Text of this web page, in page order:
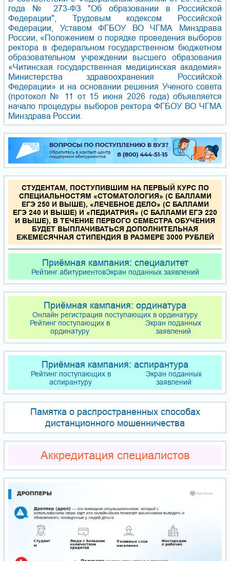
года № 273-ФЗ "Об образовании в Российской
Федерации", Трудовым кодексом Российской
Федерации, Уставом ФГБОУ ВО ЧГМА Минздрава
России, «Положением о порядке проведения выборов
ректора в федеральном государственном бюджетном
образовательном учреждении высшего образования
«Читинская государственная медицинская академия»
Министерства здравоохранения Российской
Федерации» и на основании решения Ученого совета
(протокол № 11 от 15 июня 2026 года) объявляется
начало процедуры выборов ректора ФГБОУ ВО ЧГМА
Минздрава России.
СТУДЕНТАМ, ПОСТУПИВШИМ НА ПЕРВЫЙ КУРС ПО
СПЕЦИАЛЬНОСТЯМ «СТОМАТОЛОГИЯ» (С БАЛЛАМИ
ЕГЭ 250 И ВЫШЕ), «ЛЕЧЕБНОЕ ДЕЛО» (С БАЛЛАМИ
ЕГЭ 240 И ВЫШЕ) И «ПЕДИАТРИЯ» (С БАЛЛАМИ ЕГЭ 220
И ВЫШЕ), В ТЕЧЕНИЕ ПЕРВОГО СЕМЕСТРА ОБУЧЕНИЯ
БУДЕТ ВЫПЛАЧИВАТЬСЯ ДОПОЛНИТЕЛЬНАЯ
ЕЖЕМЕСЯЧНАЯ СТИПЕНДИЯ В РАЗМЕРЕ 3000 РУБЛЕЙ
Приёмная кампания: специалитет
Рейтинг абитуриентовЭкран поданных заявлений
Приёмная кампания: ординатура
Онлайн регистрация поступающих в ординатуру
Рейтинг поступающих в
ординатуру
Экран поданных
заявлений
Приёмная кампания: аспирантура
Рейтинг поступающих в
аспирантуру
Экран поданных
заявлений
Памятка о распространенных способах
дистанционного мошенничества
Аккредитация специалистов